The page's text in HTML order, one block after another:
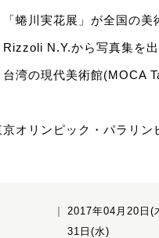
蜷川実花展」が全国の美
N.Y.から写真集を
台湾の現代美術館(MOCA
オリンピック・パラリン
2017年04月20日(
31日(水)